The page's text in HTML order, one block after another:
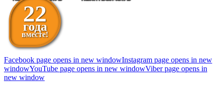
22
года
вместе!
Facebook page opens in new windowInstagram page opens in new
windowYouTube page opens in new windowViber page opens in
new window